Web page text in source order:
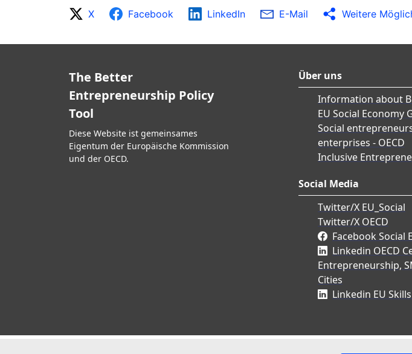
X Facebook LinkedIn E-Mail Weitere
The Better
Entrepreneurship Policy
Tool
Diese Website ist gemeinsames
Eigentum der Europäische Kommission
und der OECD.
Über uns
Information about
EU Social Economy
Social
enterprises - OECD
Inclusive
Social Media
Twitter/X EU_Social
Twitter/X OECD
Facebook Social
Linkedin OECD
Entrepreneurship,
Cities
Linkedin EU